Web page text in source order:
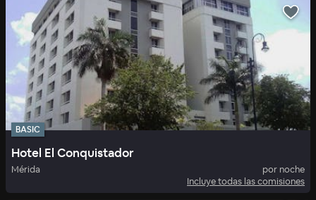
BASIC
Hotel El Conquistador
Mérida
por noche
Incluye todas las comisiones